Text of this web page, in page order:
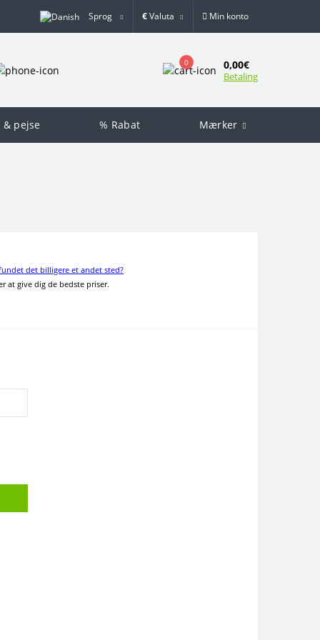
Sprog €Valuta Min konto
0 0,00€
Betaling
pejse % Rabat Mærker
det billigere et andet sted?
at give dig de bedste priser.